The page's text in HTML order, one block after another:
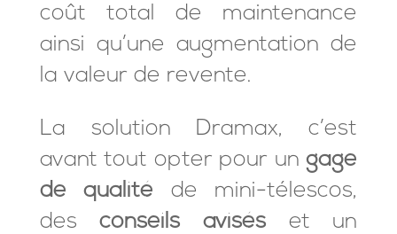
coût total de maintenance
ainsi qu’une augmentation de
la valeur de revente.
La solution Dramax, c’est
avant tout opter pour ungage
de
qualité de mini-télescos,
des conseils avisés et un